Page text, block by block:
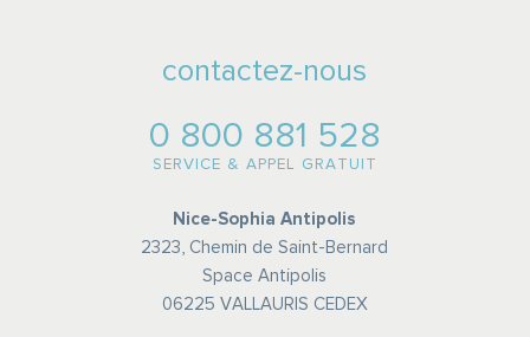
contactez-nous
0 800 881 528
SERVICE & APPEL GRATUIT
Nice-Sophia Antipolis
2323, Chemin de Saint-Bernard
Space Antipolis
06225 VALLAURIS CEDEX